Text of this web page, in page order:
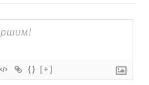
{} [+]